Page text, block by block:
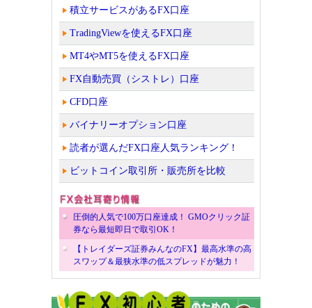
積立サービスがあるFX口座
TradingViewを使えるFX口座
MT4やMT5を使えるFX口座
FX自動売買（シストレ）口座
CFD口座
バイナリーオプション口座
読者が選んだFX口座人気ランキング！
ビットコイン取引所・販売所を比較
圧倒的人気で100万口座達成！ GMOクリック証
券なら最短即日で取引OK！
【トレイダーズ証券みんなのFX】最高水準の高
スワップ＆最狭水準の低スプレッドが魅力！